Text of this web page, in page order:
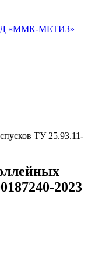
«ММК-МЕТИЗ»
ТУ 25.93.11-
2023